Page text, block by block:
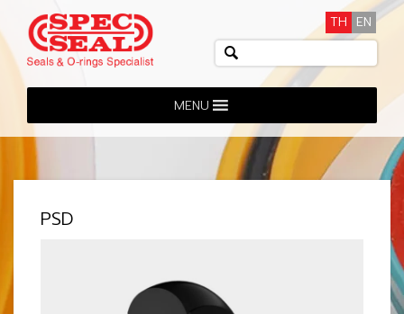
MENU
TH EN
PSD